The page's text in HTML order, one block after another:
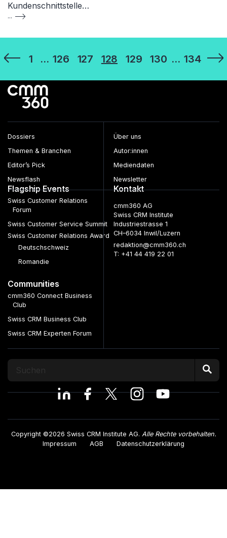
Kundenschnittstelle…
...
Seitennummerierung
der
Beiträge
1 … 126 127 128 129 130 … 134
Dossiers
Themen & Branchen
Editor’s Pick
Newsflash
Über uns
Autor:innen
Mediendaten
Newsletter
Flagship Events
Swiss Customer Relations
Forum
Swiss Customer Service Summit
Swiss Customer Relations Award
Deutschschweiz
Romandie
Communities
cmm360 Connect Business
Club
Swiss CRM Business Club
Swiss CRM Experten Forum
Kontakt
cmm360 AG
Swiss CRM Institute
Industriestrasse 1
CH–6034 Inwil/Luzern
redaktion@cmm360.ch
T: +41 44 419 22 01
Copyright ©2026 Swiss CRM Institute AG. Alle Rechte vorbehalten.
Impressum
AGB Datenschutzerklärung